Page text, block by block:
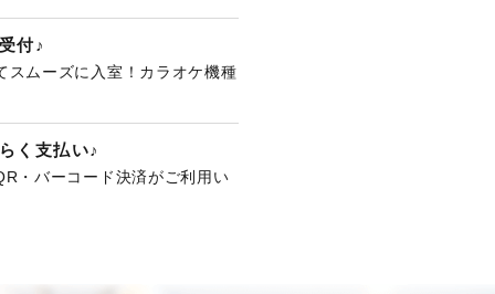
付♪
スムーズに入室！カラオケ機種
く支払い♪
・バーコード決済がご利用い